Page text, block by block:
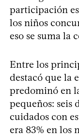
participación
los niños
eso se suma la
Entre los
destacó que la
predominó en
pequeños: seis
cuidados con
era 83% en los